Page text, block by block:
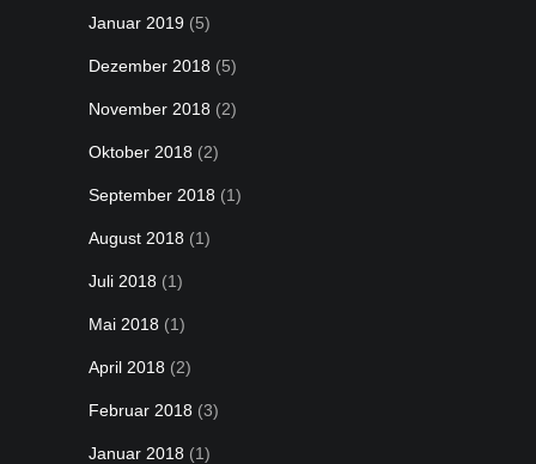
Januar 2019 (5)
Dezember 2018 (5)
November 2018 (2)
Oktober 2018 (2)
September 2018 (1)
August 2018 (1)
Juli 2018 (1)
Mai 2018 (1)
April 2018 (2)
Februar 2018 (3)
Januar 2018 (1)